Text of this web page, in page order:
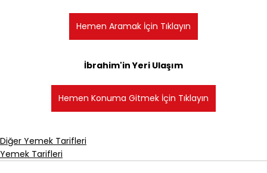
Hemen Aramak İçin Tıklayın
İbrahim'in Yeri Ulaşım
Hemen Konuma Gitmek İçin Tıklayın
Diğer Yemek Tarifleri
Yemek Tarifleri